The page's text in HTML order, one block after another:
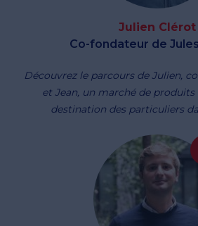
Julien Clérot
Co-fondateur de
Découvrez le parcours de Julien,
et Jean, un marché de produits
destination des particuliers